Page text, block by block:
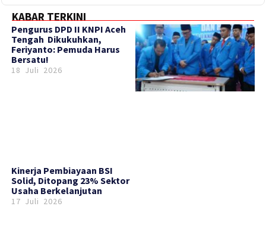
KABAR TERKINI
‎Pengurus DPD II KNPI Aceh
Tengah Dikukuhkan,
Feriyanto: Pemuda Harus
Bersatu!
18 Juli 2026
Kinerja Pembiayaan BSI
Solid, Ditopang 23% Sektor
Usaha Berkelanjutan
17 Juli 2026